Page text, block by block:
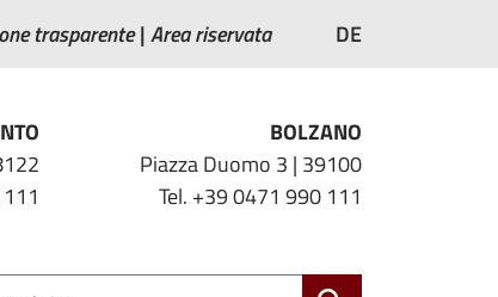
trasparente Area riservata DE
BOLZANO
Piazza Duomo 3 | 39100
Tel. +39 0471 990 111